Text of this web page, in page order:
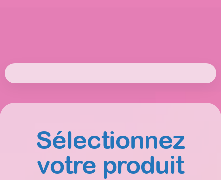
Sélectionnez
votre produit